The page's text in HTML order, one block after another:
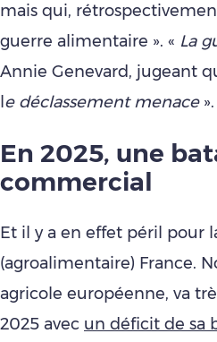
mais qui,
guerre alimentaire ». « La
Annie Genevard, jugeant
e déclassement menace».
En 2025, une
commercial
Et il y a en effet péril pour
(agroalimentaire) France.
agricole européenne, va
2025 avec un déficit de sa